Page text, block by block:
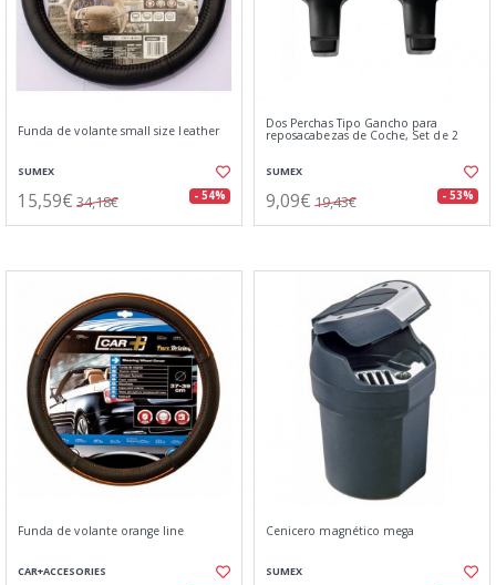
Funda de volante small size leather
SUMEX
15,59€ 34,18€ - 54%
Dos Perchas Tipo Gancho para
reposacabezas de Coche, Set de 2
SUMEX
9,09€ 19,43€ - 53%
Funda de volante orange line
CAR+ACCESORIES
Cenicero magnético mega
SUMEX